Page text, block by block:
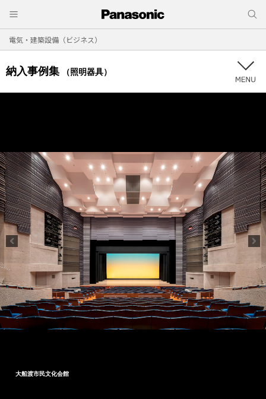
電気・建築設備（ビジネス）
納入事例集 （照明器具）
大船渡市民文化会館